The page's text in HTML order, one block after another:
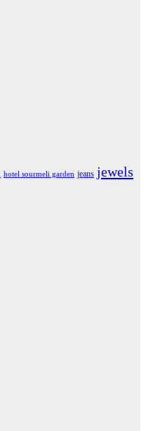
hotel sourmeli garden jeans jewels